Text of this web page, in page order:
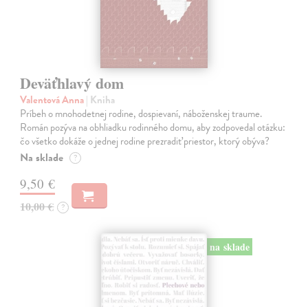
Deväťhlavý dom
Valentová Anna| Kniha
Príbeh o mnohodetnej rodine, dospievaní, náboženskej traume.
Román pozýva na obhliadku rodinného domu, aby zodpovedal otázku:
čo všetko dokáže o jednej rodine prezradiť priestor, ktorý obýva?
Na sklade ?
9,50 €
10,00 € ?
na sklade